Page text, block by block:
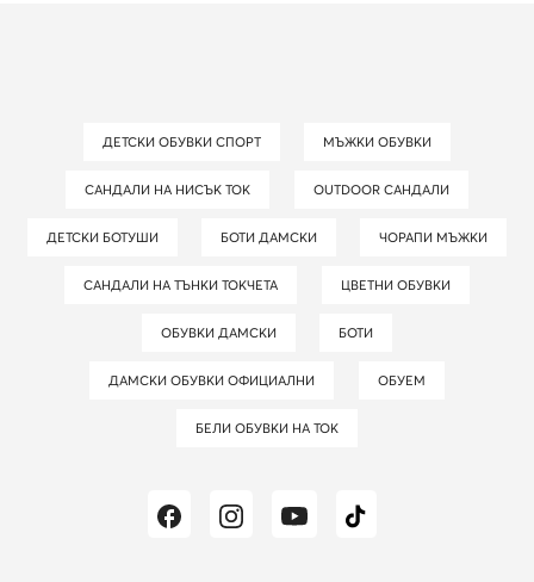
ДЕТСКИ ОБУВКИ СПОРТ МЪЖКИ ОБУВКИ
САНДАЛИ НА НИСЪК ТОК OUTDOOR САНДАЛИ
ДЕТСКИ БОТУШИ БОТИ ДАМСКИ ЧОРАПИ МЪЖКИ
САНДАЛИ НА ТЪНКИ ТОКЧЕТА ЦВЕТНИ ОБУВКИ
ОБУВКИ ДАМСКИ БОТИ
ДАМСКИ ОБУВКИ ОФИЦИАЛНИ ОБУЕМ
БЕЛИ ОБУВКИ НА ТОК